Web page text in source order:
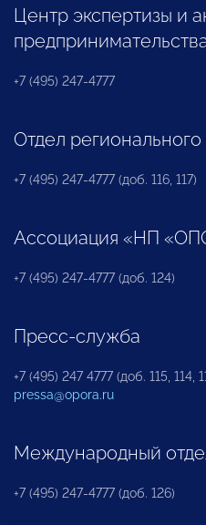
Центр экспертизы и
+7 (495) 247-4777
Отдел регионального
+7 (495) 247-4777 (доб. 116, 117)
Ассоциация «НП
+7 (495) 247-4777 (доб. 124)
Пресс-служба
+7 (495) 247 4777 (доб. 115, 114,
pressa@opora.ru
Международный
+7 (495) 247-4777 (доб. 126)